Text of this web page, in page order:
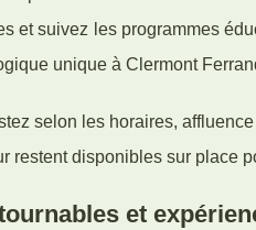
et suivez les programmes
unique à Clermont
selon les horaires,
restent disponibles sur place
et